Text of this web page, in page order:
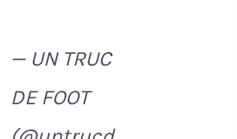
— UN TRUC
DE FOOT